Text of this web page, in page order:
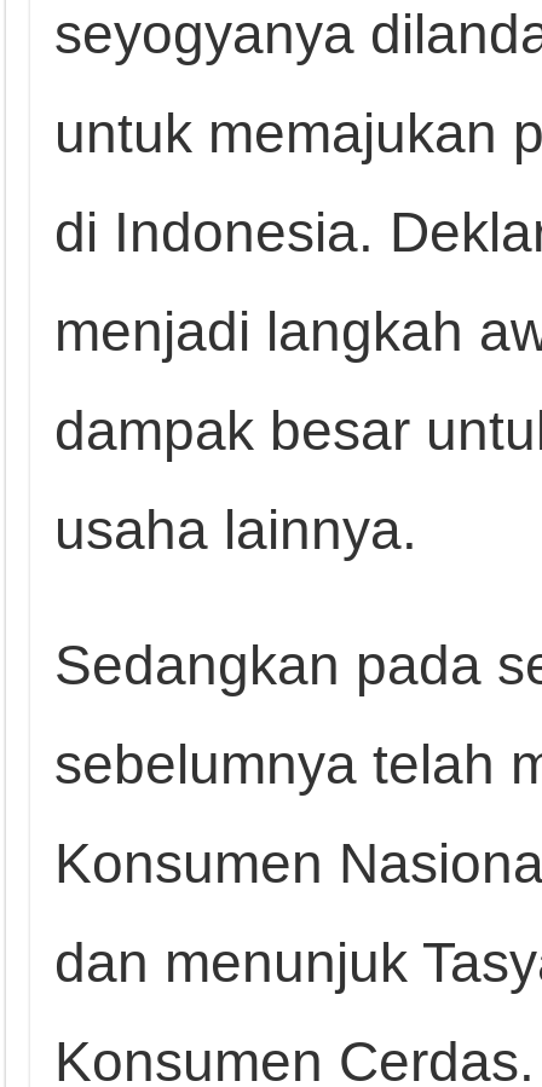
seyogyanya
untuk memajukan
di Indonesia.
menjadi langkah
dampak besar
usaha lainnya.
Sedangkan pada
sebelumnya telah
Konsumen
dan menunjuk
Konsumen